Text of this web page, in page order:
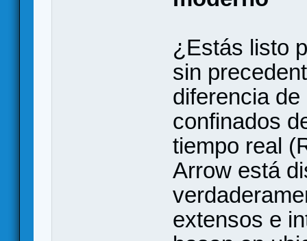
¿Estás listo
sin
diferencia
confinados
tiempo real
Arrow está
extensos e